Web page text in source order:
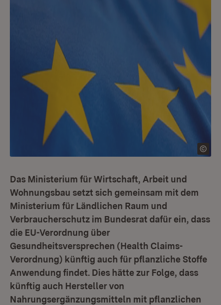
Das Ministerium für Wirtschaft, Arbeit und
Wohnungsbau setzt sich gemeinsam mit dem
Ministerium für Ländlichen Raum und
Verbraucherschutz im Bundesrat dafür ein, dass
die EU-Verordnung über
Gesundheitsversprechen (Health Claims-
Verordnung) künftig auch für pflanzliche Stoffe
Anwendung findet. Dies hätte zur Folge, dass
künftig auch Hersteller von
Nahrungsergänzungsmitteln mit pflanzlichen